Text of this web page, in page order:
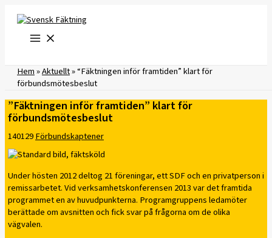
innehåll
Hem»Aktuellt»“Fäktningen inför framtiden” klart för
förbundsmötesbeslut
”Fäktningen inför framtiden” klart för
förbundsmötesbeslut
140129Förbundskaptener
Under hösten 2012 deltog 21 föreningar, ett SDF och en privatperson i
remissarbetet. Vid verksamhetskonferensen 2013 var det framtida
programmet en av huvudpunkterna. Programgruppens ledamöter
berättade om avsnitten och fick svar på frågorna om de olika
vägvalen.